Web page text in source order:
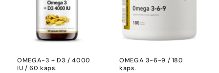
OMEGA-3 + D3 / 4000
IU / 60 kaps.
OMEGA 3-6-9 / 180
kaps.